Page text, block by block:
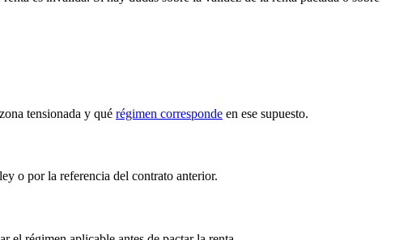
tensionada y qué régimen corresponde en ese supuesto.
o por la referencia del contrato anterior.